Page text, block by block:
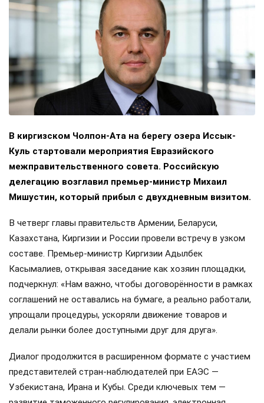
В киргизском Чолпон-Ата на берегу озера Иссык-
Куль стартовали мероприятия Евразийского
межправительственного совета. Российскую
делегацию возглавил премьер-министр Михаил
Мишустин, который прибыл с двухдневным визитом.
В четверг главы правительств Армении, Беларуси,
Казахстана, Киргизии и России провели встречу в узком
составе. Премьер-министр Киргизии Адылбек
Касымалиев, открывая заседание как хозяин площадки,
подчеркнул: «Нам важно, чтобы договорённости в рамках
соглашений не оставались на бумаге, а реально работали,
упрощали процедуры, ускоряли движение товаров и
делали рынки более доступными друг для друга».
Диалог продолжится в расширенном формате с участием
представителей стран-наблюдателей при ЕАЭС —
Узбекистана, Ирана и Кубы. Среди ключевых тем —